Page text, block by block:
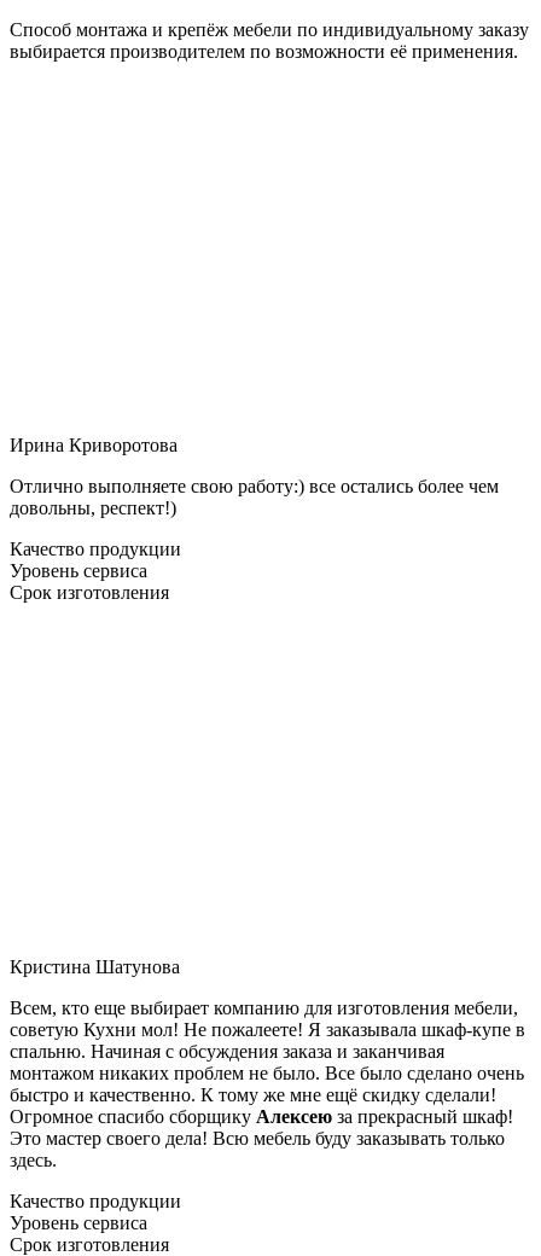
Способ монтажа и крепёж мебели по индивидуальному заказу
выбирается производителем по возможности её применения.
Ирина Криворотова
Отлично выполняете свою работу:) все остались более чем
довольны, респект!)
Качество продукции
Уровень сервиса
Срок изготовления
Кристина Шатунова
Всем, кто еще выбирает компанию для изготовления мебели,
советую Кухни мол! Не пожалеете! Я заказывала шкаф-купе в
спальню. Начиная с обсуждения заказа и заканчивая
монтажом никаких проблем не было. Все было сделано очень
быстро и качественно. К тому же мне ещё скидку сделали!
Огромное спасибо сборщику Алексею за прекрасный шкаф!
Это мастер своего дела! Всю мебель буду заказывать только
здесь.
Качество продукции
Уровень сервиса
Срок изготовления